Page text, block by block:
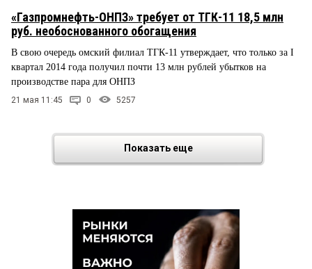
«Газпромнефть-ОНПЗ» требует от ТГК-11 18,5 млн
руб. необоснованного обогащения
В свою очередь омский филиал ТГК-11 утверждает, что только за I
квартал 2014 года получил почти 13 млн рублей убытков на
производстве пара для ОНПЗ
21 мая 11:45 0 5257
Показать еще